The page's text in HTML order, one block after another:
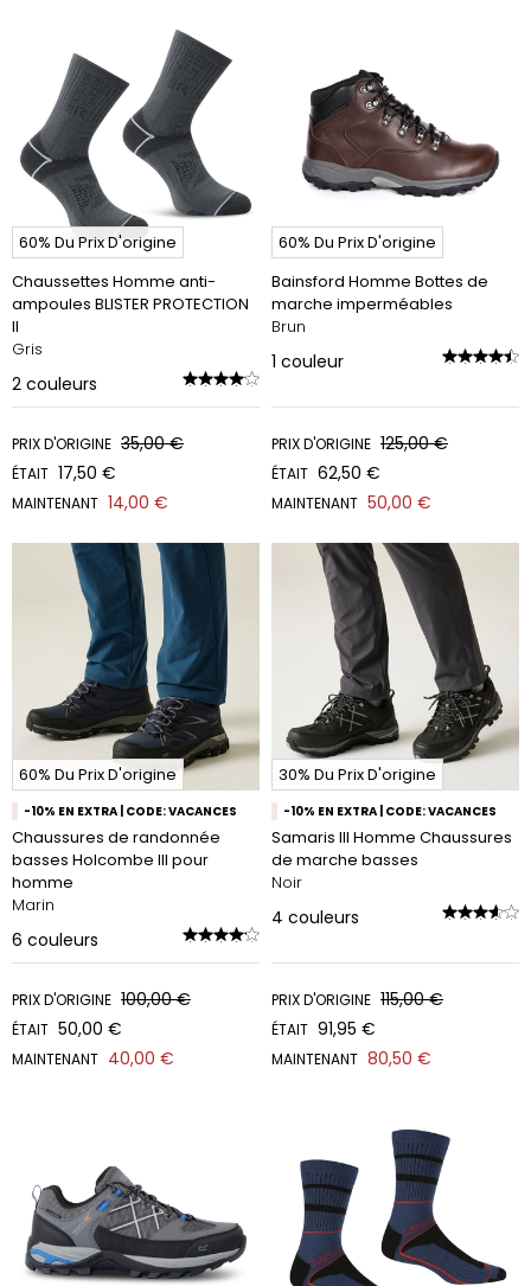
60% Du Prix D'origine
Chaussettes Homme anti-
ampoules BLISTER PROTECTION
II
Gris
2 couleurs
PRIX D'ORIGINE 35,00 €
ÉTAIT 17,50 €
MAINTENANT 14,00 €
60% Du Prix D'origine
Bainsford Homme Bottes de
marche imperméables
Brun
1 couleur
PRIX D'ORIGINE 125,00 €
ÉTAIT 62,50 €
MAINTENANT 50,00 €
60% Du Prix D'origine
-10% EN EXTRA | CODE: VACANCES
Chaussures de randonnée
basses Holcombe III pour
homme
Marin
6 couleurs
PRIX D'ORIGINE 100,00 €
ÉTAIT 50,00 €
MAINTENANT 40,00 €
30% Du Prix D'origine
-10% EN EXTRA | CODE: VACANCES
Samaris III Homme Chaussures
de marche basses
Noir
4 couleurs
PRIX D'ORIGINE 115,00 €
ÉTAIT 91,95 €
MAINTENANT 80,50 €